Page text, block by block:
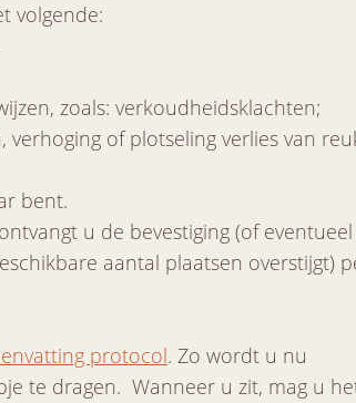
volgende:
zoals: verkoudheidsklachten;
of plotseling verlies van
bent.
u de bevestiging (of eventueel
aantal plaatsen overstijgt)
protocol. Zo wordt u nu
te dragen. Wanneer u zit, mag u